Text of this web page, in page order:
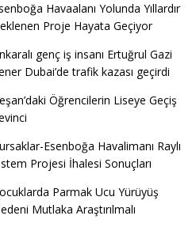
Havaalanı Yolunda Yıllardır
Proje Hayata Geçiyor
genç iş insanı Ertuğrul Gazi
Dubai’de trafik kazası geçirdi
Öğrencilerin Liseye Geçiş
Esenboğa Havalimanı Raylı
Projesi İhalesi Sonuçları
Parmak Ucu Yürüyüş
Mutlaka Araştırılmalı